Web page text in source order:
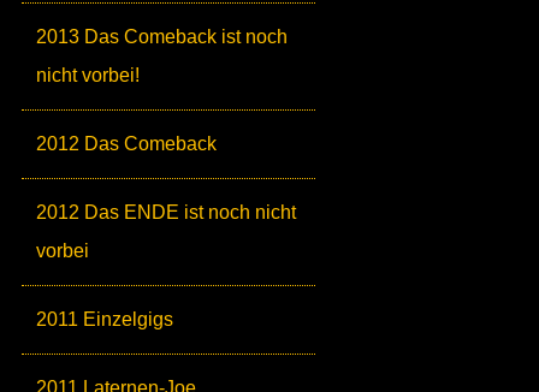
2013 Das Comeback ist noch
nicht vorbei!
2012 Das Comeback
2012 Das ENDE ist noch nicht
vorbei
2011 Einzelgigs
2011 Laternen-Joe